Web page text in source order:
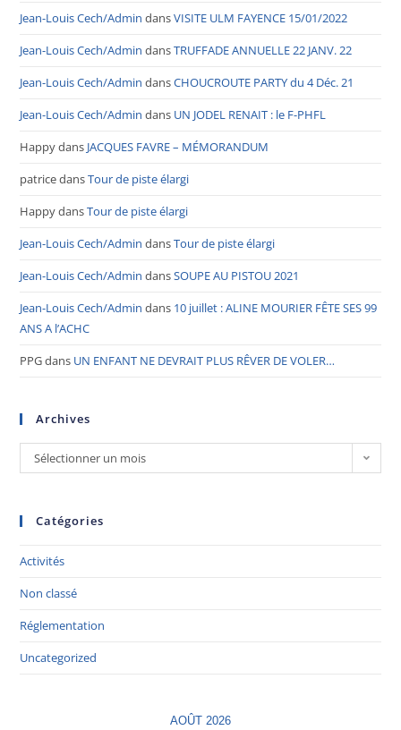
Jean-Louis Cech/Admin dansVISITE ULM FAYENCE 15/01/2022
Jean-Louis Cech/Admin dansTRUFFADE ANNUELLE 22 JANV. 22
Jean-Louis Cech/Admin dansCHOUCROUTE PARTY du 4 Déc. 21
Jean-Louis Cech/Admin dans UN JODEL RENAIT : le F-PHFL
Happydans JACQUES FAVRE – MÉMORANDUM
patricedansTour de piste élargi
HappydansTour de piste élargi
Jean-Louis Cech/Admin dansTour de piste élargi
Jean-Louis Cech/Admin dansSOUPE AU PISTOU 2021
Jean-Louis Cech/Admin dans 10 juillet : ALINE MOURIER FÊTE SES 99
ANS A l’ACHC
PPGdans UN ENFANT NE DEVRAIT PLUS RÊVER DE VOLER…
Archives
Sélectionner un mois
Catégories
Activités
Non classé
Réglementation
Uncategorized
AOÛT 2026